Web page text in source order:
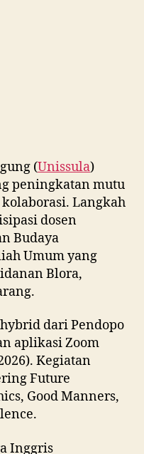
Blora,
dari Pendopo
aplikasi Zoom
Kegiatan
Future
Good Manners,
Inggris
SPd MHum CPS,
tunggal.
tiga
krama, serta